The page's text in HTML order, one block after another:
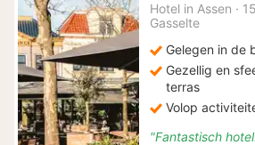
Hotel in Assen ·
Gasselte
Gelegen in de
Gezellig en
terras
Volop
"Fantastisch